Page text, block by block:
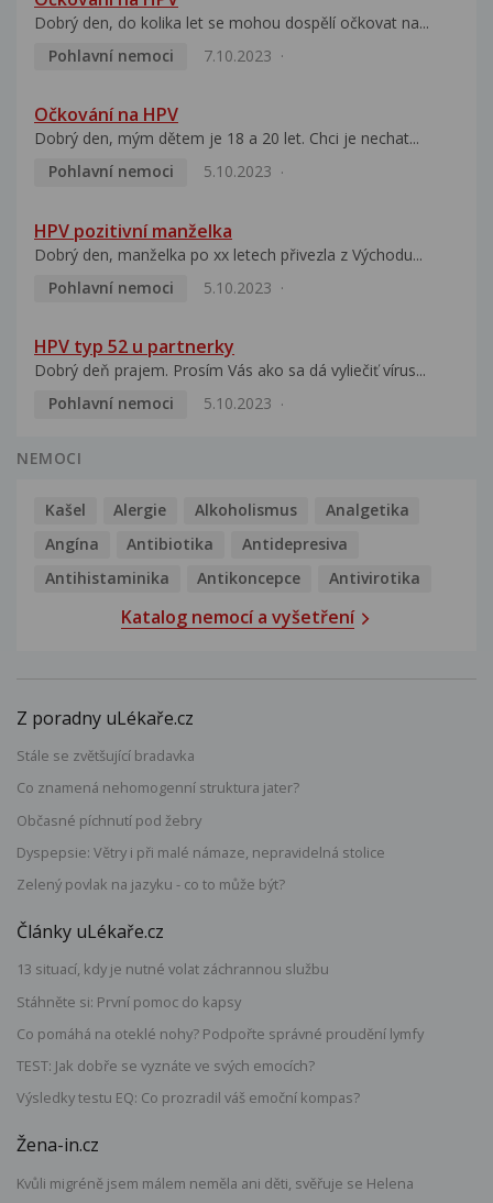
Dobrý den, do kolika let se mohou dospělí očkovat na...
Pohlavní nemoci
7.10.2023
Očkování na HPV
Dobrý den, mým dětem je 18 a 20 let. Chci je nechat...
Pohlavní nemoci
5.10.2023
HPV pozitivní manželka
Dobrý den, manželka po xx letech přivezla z Východu...
Pohlavní nemoci
5.10.2023
HPV typ 52 u partnerky
Dobrý deň prajem. Prosím Vás ako sa dá vyliečiť vírus...
Pohlavní nemoci
5.10.2023
NEMOCI
Kašel Alergie Alkoholismus
Analgetika
Angína
Antibiotika
Antidepresiva
Antihistaminika
Antikoncepce Antivirotika
Katalog nemocí a vyšetření
Z poradny uLékaře.cz
Stále se zvětšující bradavka
Co znamená nehomogenní struktura jater?
Občasné píchnutí pod žebry
Dyspepsie: Větry i při malé námaze, nepravidelná stolice
Zelený povlak na jazyku - co to může být?
Články uLékaře.cz
13 situací, kdy je nutné volat záchrannou službu
Stáhněte si: První pomoc do kapsy
Co pomáhá na oteklé nohy? Podpořte správné proudění lymfy
TEST: Jak dobře se vyznáte ve svých emocích?
Výsledky testu EQ: Co prozradil váš emoční kompas?
Žena-in.cz
Kvůli migréně jsem málem neměla ani děti, svěřuje se Helena